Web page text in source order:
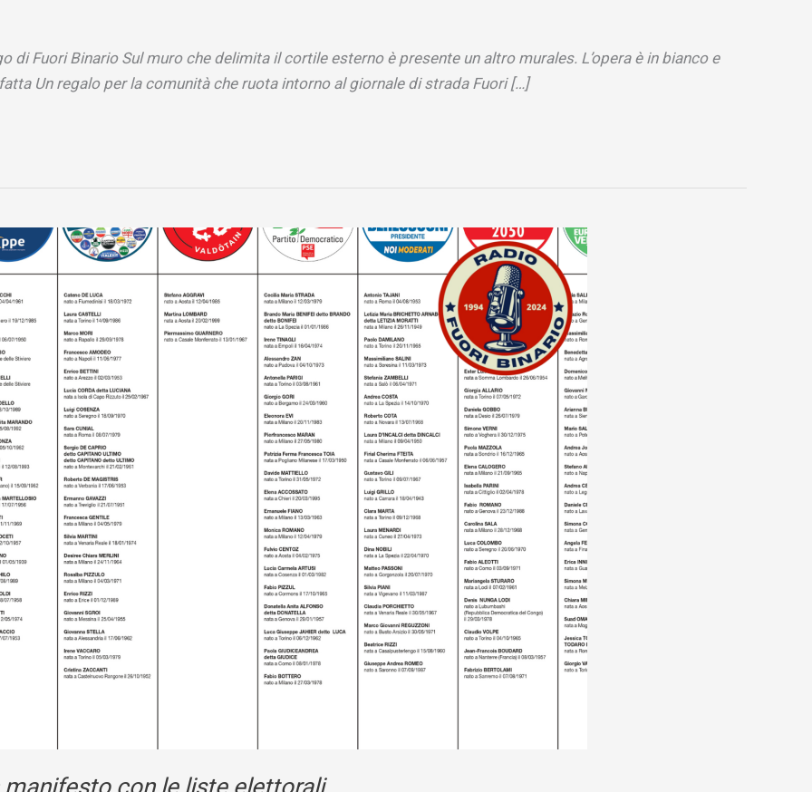
di Fuori Binario Sul muro che delimita il cortile esterno è presente un altro murales. L’opera è in bianco e
Un regalo per la comunità che ruota intorno al giornale di strada Fuori […]